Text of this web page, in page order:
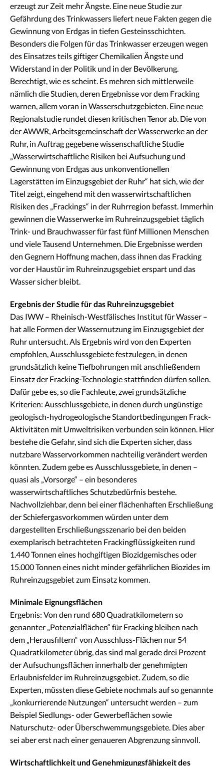
erzeugt zur Zeit mehr Ängste. Eine neue Studie zur
Gefährdung des Trinkwassers liefert neue Fakten gegen die
Gewinnung von Erdgas in tiefen Gesteinsschichten.
Besonders die Folgen für das Trinkwasser erzeugen wegen
des Einsatzes teils giftiger Chemikalien Ängste und
Widerstand in der Politik und in der Bevölkerung.
Berechtigt, wie es scheint. Es mehren sich mittlerweile
nämlich die Studien, deren Ergebnisse vor dem Fracking
warnen, allem voran in Wasserschutzgebieten. Eine neue
Regionalstudie rundet diesen kritischen Tenor ab. Die von
der AWWR, Arbeitsgemeinschaft der Wasserwerke an der
Ruhr, in Auftrag gegebene wissenschaftliche Studie
„Wasserwirtschaftliche Risiken bei Aufsuchung und
Gewinnung von Erdgas aus unkonventionellen
Lagerstätten im Einzugsgebiet der Ruhr“ hat sich, wie der
Titel zeigt, eingehend mit den wasserwirtschaftlichen
Risiken des „Frackings“ in der Ruhrregion befasst. Immerhin
gewinnen die Wasserwerke im Ruhreinzugsgebiet täglich
Trink- und Brauchwasser für fast fünf Millionen Menschen
und viele Tausend Unternehmen. Die Ergebnisse werden
den Gegnern Hoffnung machen, dass ihnen das Fracking
vor der Haustür im Ruhreinzugsgebiet erspart und das
Wasser sicher bleibt.
Ergebnis der Studie für das Ruhreinzugsgebiet
Das IWW – Rheinisch-Westfälisches Institut für Wasser –
hat alle Formen der Wassernutzung im Einzugsgebiet der
Ruhr untersucht. Als Ergebnis wird von den Experten
empfohlen, Ausschlussgebiete festzulegen, in denen
grundsätzlich keine Tiefbohrungen mit anschließendem
Einsatz der Fracking-Technologie stattfinden dürfen sollen.
Dafür gebe es, so die Fachleute, zwei grundsätzliche
Kriterien: Ausschlussgebiete, in denen durch ungünstige
geologisch-hydrogeologische Standortbedingungen Frack-
Aktivitäten mit Umweltrisiken verbunden sein können. Hier
bestehe die Gefahr, sind sich die Experten sicher, dass
nutzbare Wasservorkommen nachteilig verändert werden
könnten. Zudem gebe es Ausschlussgebiete, in denen –
quasi als „Vorsorge“ – ein besonderes
wasserwirtschaftliches Schutzbedürfnis bestehe.
Nachvollziehbar, denn bei einer flächenhaften Erschließung
der Schiefergasvorkommen würden unter dem
dargestellten Erschließungsszenario bei den beiden
exemplarisch betrachteten Frackingflüssigkeiten rund
1.440 Tonnen eines hochgiftigen Biozidgemisches oder
15.000 Tonnen eines nicht minder gefährlichen Biozides im
Ruhreinzugsgebiet zum Einsatz kommen.
Minimale Eignungsflächen
Ergebnis: Von den rund 680 Quadratkilometern so
genannter „Potenzialflächen“ für Fracking bleiben nach
dem „Herausfiltern“ von Ausschluss-Flächen nur 54
Quadratkilometer übrig, das sind mal gerade drei Prozent
der Aufsuchungsflächen innerhalb der genehmigten
Erlaubnisfelder im Ruhreinzugsgebiet. Zudem, so die
Experten, müssten diese Gebiete nochmals auf so genannte
„konkurrierende Nutzungen“ untersucht werden – zum
Beispiel Siedlungs- oder Gewerbeflächen sowie
Naturschutz- oder Überschwemmungsgebiete. Dies aber
sei aber erst nach einer genaueren Abgrenzung sinnvoll.
Wirtschaftlichkeit und Genehmigungsfähigkeit des